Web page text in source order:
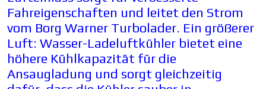
Fahreigenschaften und leitet den Strom
vom Borg Warner Turbolader. Ein größerer
Luft: Wasser-Ladeluftkühler bietet eine
höhere Kühlkapazität für die
Ansaugladung und sorgt gleichzeitig